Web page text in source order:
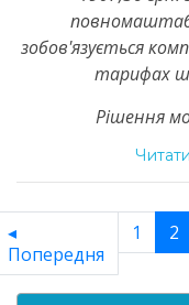
зобов'язується
тарифах
Рішення
Читати
◂
Попередня
1 2